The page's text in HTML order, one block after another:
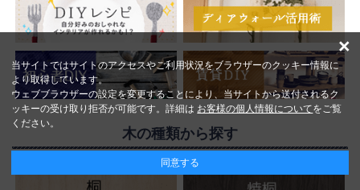
木の種類から探す
当サイトではサイトのアクセスやご利用状況をブラウザーのクッキー情報に
より取得しています。
ウェブブラウザーの設定を変更することにより、当サイトから送付されるク
ッキーの受け取り拒否が可能です。詳細は お客様の個人情報についてをご覧
ください。
同意する
×